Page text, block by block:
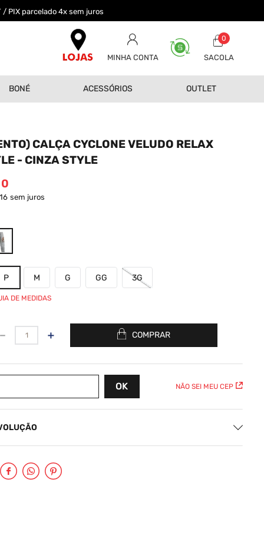
PIX parcelado 4x sem juros
MINHA CONTA
0
BONÉ ACESSÓRIOS OUTLET
CALÇA CYCLONE VELUDO RELAX
- CINZA STYLE
sem juros
P M G GG 3G
DE MEDIDAS
＋
－ COMPRAR
NÃO SEI MEU CEP